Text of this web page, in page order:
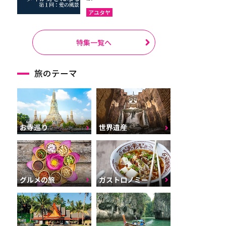
アユタヤ
特集一覧へ
旅のテーマ
お寺巡り 世界遺産
グルメの旅 ガストロノミー